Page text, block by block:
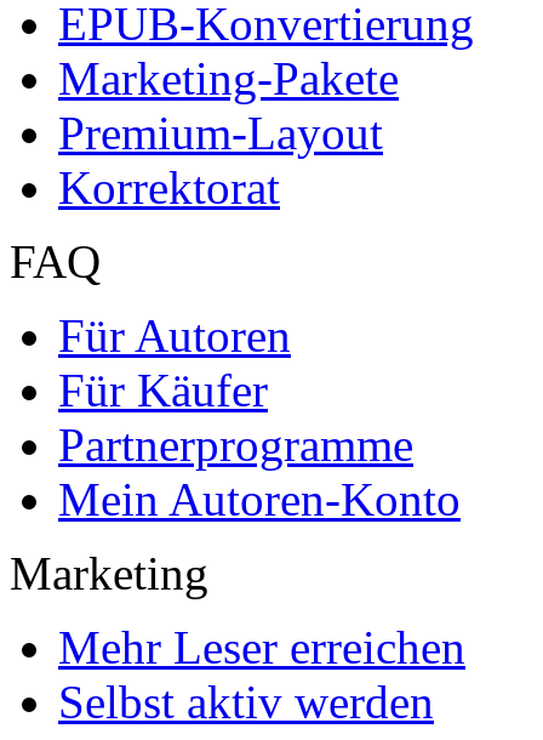
EPUB-Konvertierung
Marketing-Pakete
Premium-Layout
Korrektorat
FAQ
Für Autoren
Für Käufer
Partnerprogramme
Mein Autoren-Konto
Marketing
Mehr Leser erreichen
Selbst aktiv werden